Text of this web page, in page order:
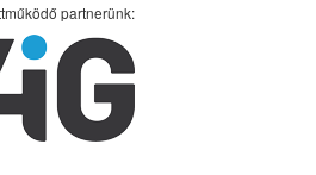
partnerünk: